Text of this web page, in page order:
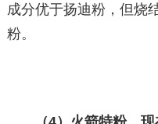
成分优于扬迪粉，但烧
粉。